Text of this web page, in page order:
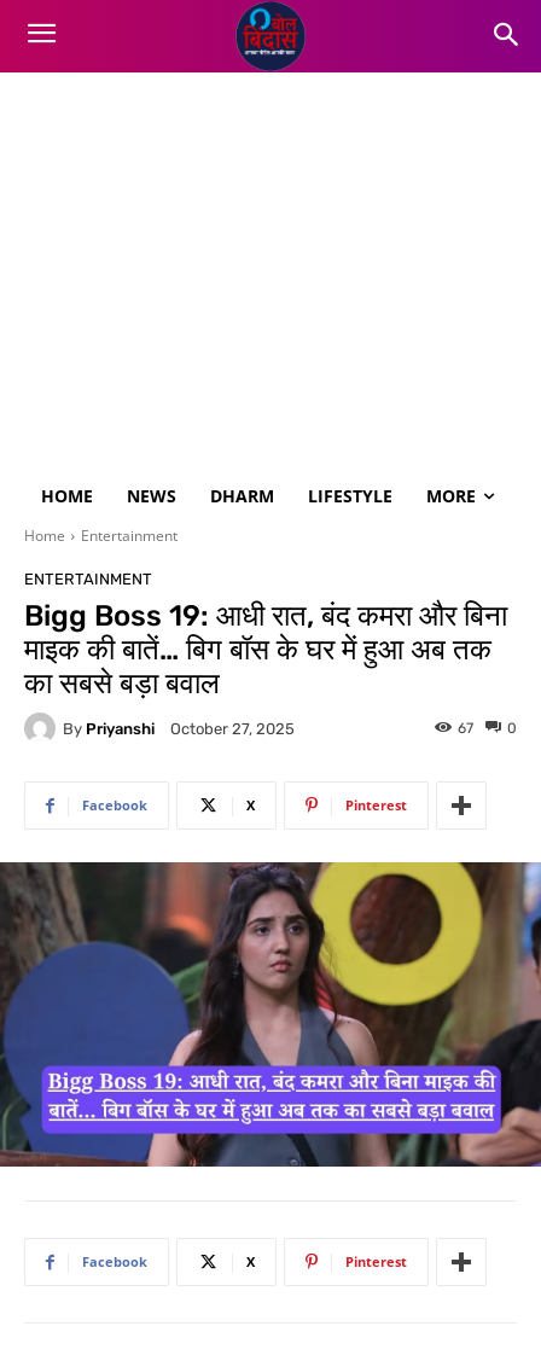
HOME NEWS DHARM LIFESTYLE MORE
Home Entertainment
ENTERTAINMENT
Bigg Boss 19: आधी रात, बंद कमरा और बिना
माइक की बातें… बिग बॉस के घर में हुआ अब तक
का सबसे बड़ा बवाल
By Priyanshi October 27, 2025 0
67
Facebook X Pinterest
Facebook X Pinterest